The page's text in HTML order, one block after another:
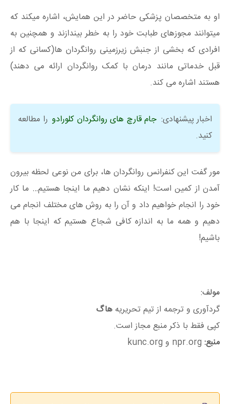
او به متخصصان پزشکی حاضر در این همایش، اشاره میکند که
میتوانند مجوزهای طبابت خود را به خطر بیندازند و همچنین به
افرادی که بخشی از جنبش زیرزمینی روانگردان ها(کسانی که از
قبل خدماتی مانند درمان با کمک روانگردان ارائه می دهند)
هستند اشاره می کند.
اخبار پیشنهادی: جام قارچ های روانگردان کلورادو را مطالعه
کنید.
مور گفت این کنفرانس روانگردان ها، برای من نوعی لحظه بیرون
آمدن از کمین است! اینکه نشان دهیم ما اینجا هستیم… ما کار
خود را انجام خواهیم داد و آن را به روش های مختلف انجام می
دهیم و همه ما به اندازه کافی شجاع هستیم که اینجا با هم
باشیم!
مولف:
گردآوری و ترجمه از تیم تحریریه هاگ
کپی فقط با ذکر منبع مجاز است.
منبع: